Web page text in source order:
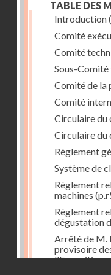
TABLE DES
Introduction
Comité
Comité
Sous-
Comité de la
Comité
Circulaire
Circulaire
Règlement
Système de
Règlement
machines
Règlement
dégustation
Arrêté de M.
provisoire
l'Exposition